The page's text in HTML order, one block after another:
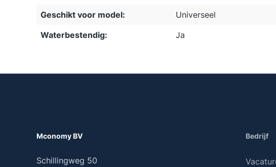
Geschikt voor model:
Universeel
Waterbestendig:
Ja
Mconomy BV
Schillingweg 50
Bedrijf